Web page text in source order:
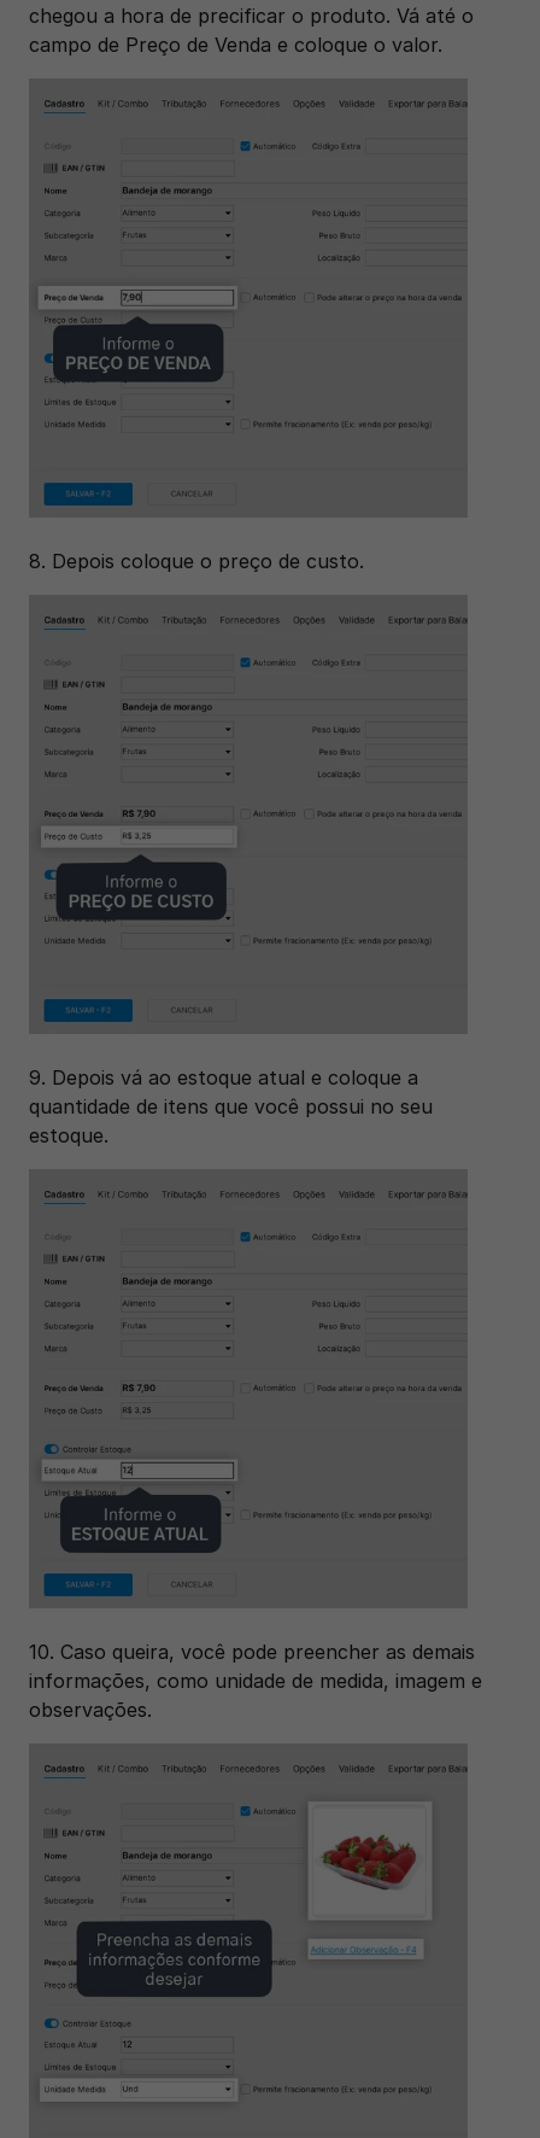
chegou a hora de precificar o produto. Vá até o
campo de Preço de Venda e coloque o valor.
8. Depois coloque o preço de custo.
9. Depois vá ao estoque atual e coloque a
quantidade de itens que você possui no seu
estoque.
10. Caso queira, você pode preencher as demais
informações, como unidade de medida, imagem e
observações.